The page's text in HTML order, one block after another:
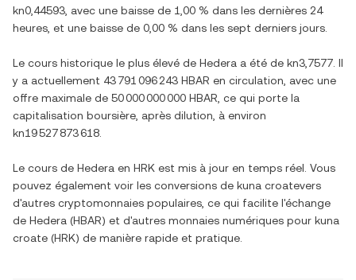
kn0,44593 , avec une baisse de 1,00 % dans les dernières 24
heures, et une baisse de 0,00 % dans les sept derniers jours.
Le cours historique le plus élevé de Hedera a été de kn3,7577 . Il
y a actuellement 43 791 096 243 HBAR en circulation, avec une
offre maximale de 50 000 000 000 HBAR , ce qui porte la
capitalisation boursière, après dilution, à environ
kn19 527 873 618
Le cours de Hedera en HRK est mis à jour en temps réel. Vous
pouvez également voir les conversions de kuna croatevers
d'autres cryptomonnaies populaires, ce qui facilite l'échange
de Hedera (HBAR) et d'autres monnaies numériques pour kuna
croate (HRK) de manière rapide et pratique.